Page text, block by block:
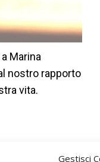
Gestisci
Marina
nostro rapporto
vita.